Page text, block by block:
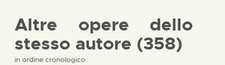
Altre opere dello
stesso autore (358)
in ordine cronologico